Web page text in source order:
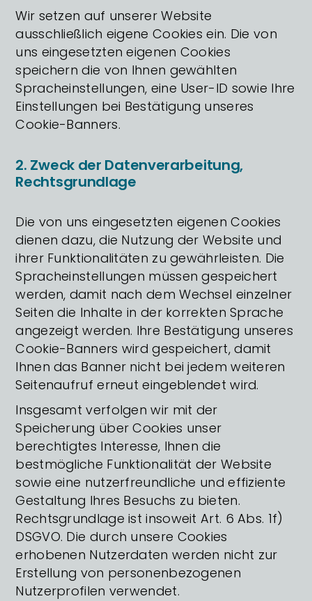
Wir setzen auf unserer Website
ausschließlich eigene Cookies ein. Die von
uns eingesetzten eigenen Cookies
speichern die von Ihnen gewählten
Spracheinstellungen, eine User-ID sowie Ihre
Einstellungen bei Bestätigung unseres
Cookie-Banners.
2. Zweck der Datenverarbeitung,
Rechtsgrundlage
Die von uns eingesetzten eigenen Cookies
dienen dazu, die Nutzung der Website und
ihrer Funktionalitäten zu gewährleisten. Die
Spracheinstellungen müssen gespeichert
werden, damit nach dem Wechsel einzelner
Seiten die Inhalte in der korrekten Sprache
angezeigt werden. Ihre Bestätigung unseres
Cookie-Banners wird gespeichert, damit
Ihnen das Banner nicht bei jedem weiteren
Seitenaufruf erneut eingeblendet wird.
Insgesamt verfolgen wir mit der
Speicherung über Cookies unser
berechtigtes Interesse, Ihnen die
bestmögliche Funktionalität der Website
sowie eine nutzerfreundliche und effiziente
Gestaltung Ihres Besuchs zu bieten.
Rechtsgrundlage ist insoweit Art. 6 Abs. 1f)
DSGVO. Die durch unsere Cookies
erhobenen Nutzerdaten werden nicht zur
Erstellung von personenbezogenen
Nutzerprofilen verwendet.